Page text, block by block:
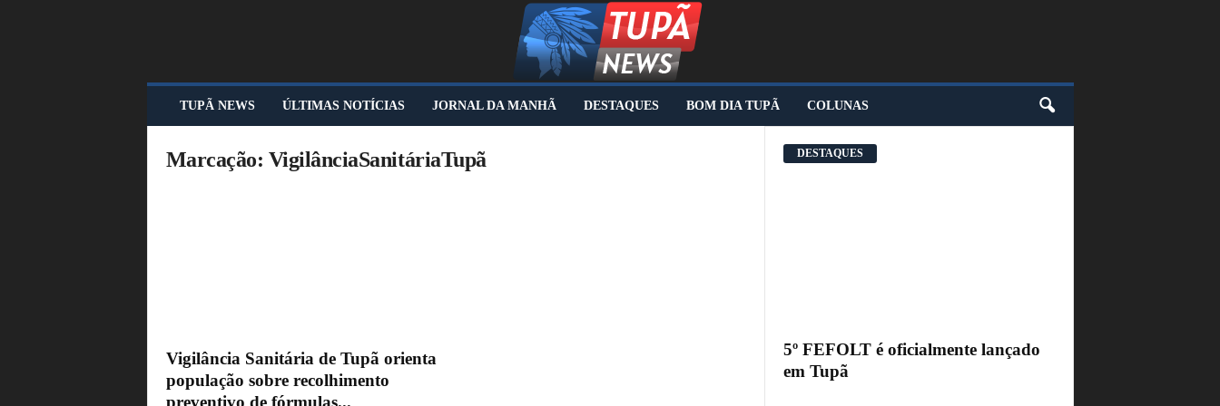
P
TUPÃ NEWS ÚLTIMAS NOTÍCIAS JORNAL DA MANHÃ DESTAQUES BOM DIA TUPÃ COLUNAS
Marcação: VigilânciaSanitáriaTupã
Vigilância Sanitária de Tupã orienta
população sobre recolhimento
preventivo de fórmulas...
DESTAQUES
5º FEFOLT é oficialmente lançado
em Tupã